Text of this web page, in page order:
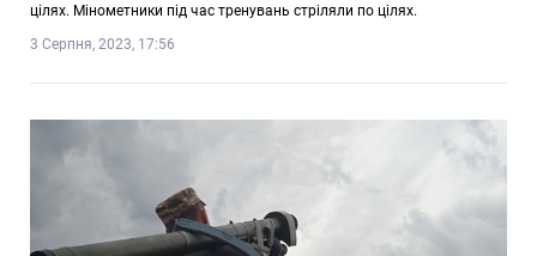
цілях. Мінометники під час тренувань стріляли по цілях.
3 Серпня, 2023, 17:56